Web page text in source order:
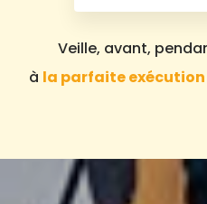
Veille, avant,
à la parfaite exécution